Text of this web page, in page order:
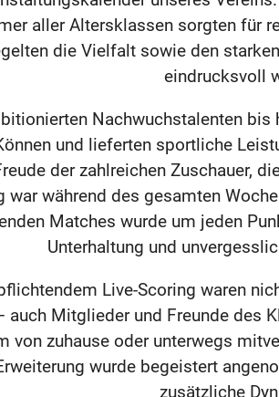
aller Altersklassen sorgten für
die Vielfalt sowie den
eindrucksvoll
Nachwuchstalenten bis
und lieferten sportliche
der zahlreichen Zuschauer,
war während des gesamten
Matches wurde um jeden
Unterhaltung und
Live-Scoring waren
auch Mitglieder und Freunde des
von zuhause oder unterwegs
wurde begeistert
zusätzliche